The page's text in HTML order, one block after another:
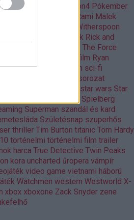
playstation playstation4 Pókember
Rami Malek
Reese Witherspoon
retro filmek Rick and
Road to The Force
rövidfilm Ryan
Scarlett Johansson sci-fi
sorozat
star wars Star
Steven Spielberg
Superman szandál és kard
Születésnap szuperhős
thriller Tim Burton titanic Tom Hardy
történelmi történelmi film trailer
harca True Detective Twin Peaks
kora uncharted űropera vámpír
video game vietnami háború
Watchmen western Westworld X-
xbox xboxone Zack Snyder zene